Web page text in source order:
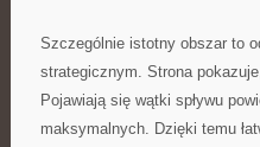
Szczególnie istotny obszar to
strategicznym. Strona
Pojawiają się wątki spływu
maksymalnych. Dzięki temu